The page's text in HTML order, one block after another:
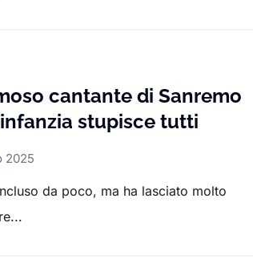
cantante di Sanremo
stupisce tutti
2025
da poco, ma ha lasciato molto